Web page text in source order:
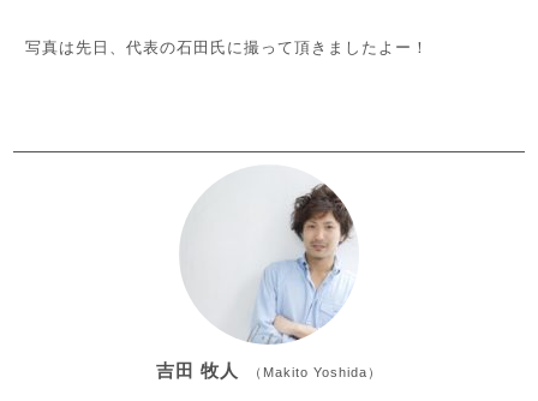
写真は先日、代表の石田氏に撮って頂きましたよー！
吉田 牧人 （Makito Yoshida）